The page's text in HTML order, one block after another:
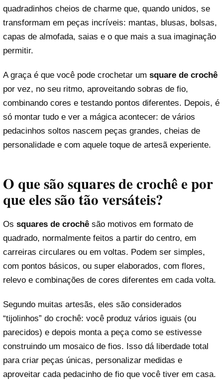
quadradinhos cheios de charme que, quando unidos, se
transformam em peças incríveis: mantas, blusas, bolsas,
capas de almofada, saias e o que mais a sua imaginação
permitir.
A graça é que você pode crochetar um square de crochê
por vez, no seu ritmo, aproveitando sobras de fio,
combinando cores e testando pontos diferentes. Depois, é
só montar tudo e ver a mágica acontecer: de vários
pedacinhos soltos nascem peças grandes, cheias de
personalidade e com aquele toque de artesã experiente.
O que sãosquares de crochêe por
que eles são tão versáteis?
Os squares de crochê são motivos em formato de
quadrado, normalmente feitos a partir do centro, em
carreiras circulares ou em voltas. Podem ser simples,
com pontos básicos, ou super elaborados, com flores,
relevo e combinações de cores diferentes em cada volta.
Segundo muitas artesãs, eles são considerados
“tijolinhos” do crochê: você produz vários iguais (ou
parecidos) e depois monta a peça como se estivesse
construindo um mosaico de fios. Isso dá liberdade total
para criar peças únicas, personalizar medidas e
aproveitar cada pedacinho de fio que você tiver em casa.